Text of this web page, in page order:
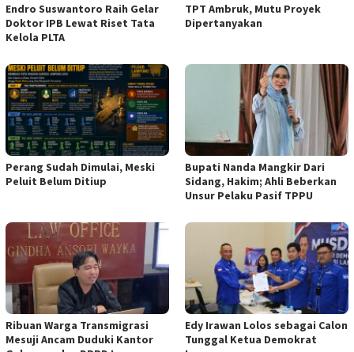
Endro Suswantoro Raih Gelar
Doktor IPB Lewat Riset Tata
Kelola PLTA
TPT Ambruk, Mutu Proyek
Dipertanyakan
Perang Sudah Dimulai, Meski
Peluit Belum Ditiup
Bupati Nanda Mangkir Dari
Sidang, Hakim; Ahli Beberkan
Unsur Pelaku Pasif TPPU
Ribuan Warga Transmigrasi
Mesuji Ancam Duduki Kantor
Edy Irawan Lolos sebagai Calon
Tunggal Ketua Demokrat